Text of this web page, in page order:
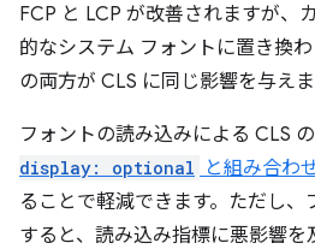
FCP と LCP が改善されますが、
的なシステム フォントに置き換
の両方が CLS に同じ影響を与えま
フォントの読み込みによる CLS の
display: optional
と組み合わ
ることで軽減できます。ただし
すると、読み込み指標に悪影響を